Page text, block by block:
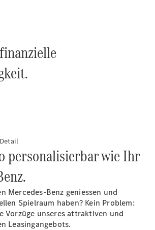
Unternehmen
Ansprechpartner
Offene
Stellen
Standorte &
Öffnungszeiten
personalisierbar wie Ihr
Mercedes-Benz geniessen und
Spielraum haben? Kein Problem:
Vorzüge unseres attraktiven und
Leasingangebots.